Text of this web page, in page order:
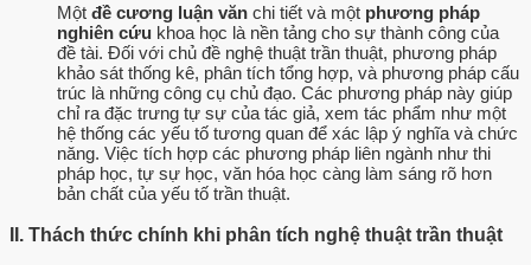
Một đề cương luận văn chi tiết và một phương pháp
nghiên cứu khoa học là nền tảng cho sự thành công của
đề tài. Đối với chủ đề nghệ thuật trần thuật, phương pháp
khảo sát thống kê, phân tích tổng hợp, và phương pháp cấu
trúc là những công cụ chủ đạo. Các phương pháp này giúp
chỉ ra đặc trưng tự sự của tác giả, xem tác phẩm như một
hệ thống các yếu tố tương quan để xác lập ý nghĩa và chức
năng. Việc tích hợp các phương pháp liên ngành như thi
pháp học, tự sự học, văn hóa học càng làm sáng rõ hơn
bản chất của yếu tố trần thuật.
II. Thách thức chính khi phân tích nghệ thuật trần thuật